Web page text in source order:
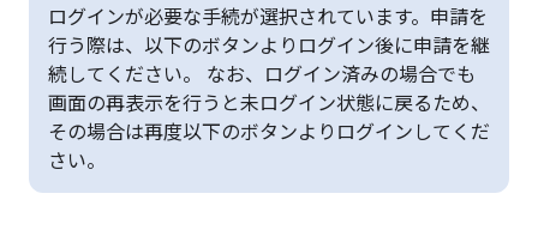
ログインが必要な手続が選択されています。申請を
行う際は、以下のボタンよりログイン後に申請を継
続してください。 なお、ログイン済みの場合でも
画面の再表示を行うと未ログイン状態に戻るため、
その場合は再度以下のボタンよりログインしてくだ
さい。